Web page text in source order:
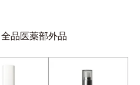
全品医薬部外品